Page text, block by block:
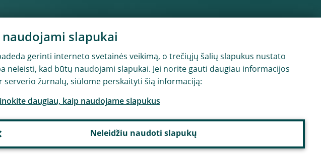
slapukai
gerinti interneto svetainės veikimą, o trečiųjų šalių slapukus nustato
kad būtų naudojami slapukai. Jei norite gauti daugiau informacijos
žurnalų, siūlome perskaityti šią informaciją:
daugiau, kaip naudojame slapukus
Neleidžiu naudoti slapukų